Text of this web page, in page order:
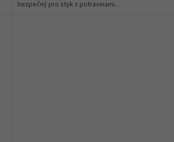
bezpečný pro styk s potravinami...